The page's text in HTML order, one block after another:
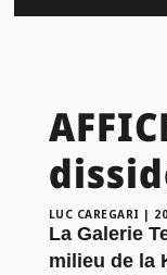
LUC CAREGARI |
La Galerie
milieu de la